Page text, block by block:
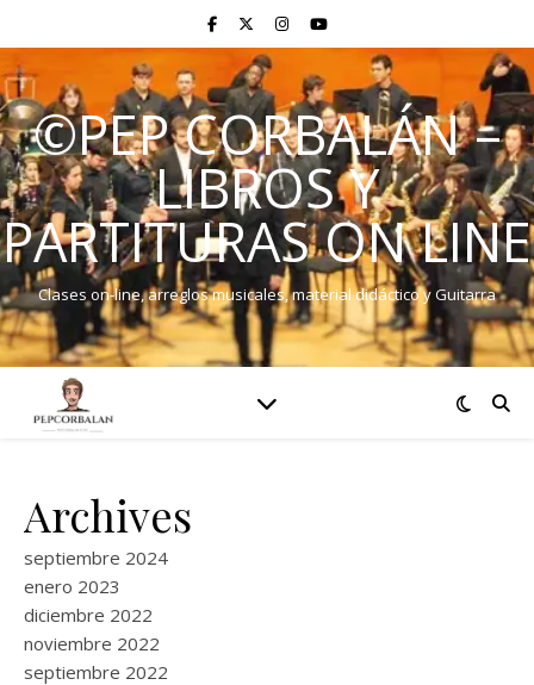
©PEP CORBALÁN –
LIBROS Y
PARTITURAS ON LINE
Clases on-line, arreglos musicales, material didáctico y Guitarra
Archives
septiembre 2024
enero 2023
diciembre 2022
noviembre 2022
septiembre 2022